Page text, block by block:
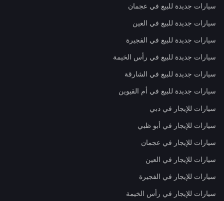
سيارات جديدة للبيع في عجمان
سيارات جديدة للبيع في العين
سيارات جديدة للبيع في الفجيرة
سيارات جديدة للبيع في رأس الخيمة
سيارات جديدة للبيع في الشارقة
سيارات جديدة للبيع في أم القيوين
سيارات للإيجار في دبي
سيارات للإيجار في أبو ظبي
سيارات للإيجار في عجمان
سيارات للإيجار في العين
سيارات للإيجار في الفجيرة
سيارات للإيجار في رأس الخيمة